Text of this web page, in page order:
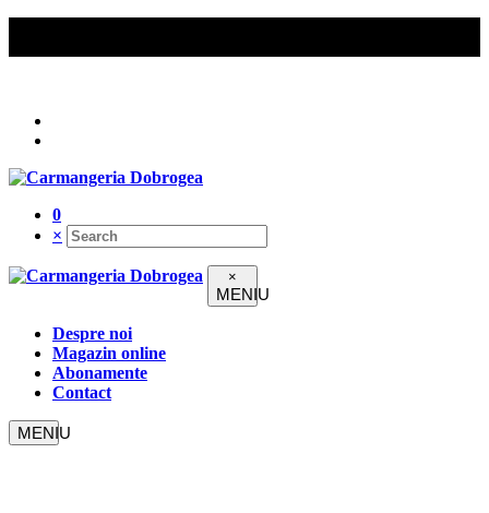
0
×
×
Despre noi
Magazin online
Abonamente
Contact